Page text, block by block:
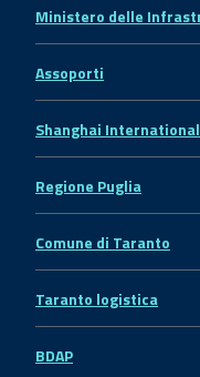
Ministero delle
Assoporti
Shanghai
Regione Puglia
Comune di Taranto
Taranto logistica
BDAP